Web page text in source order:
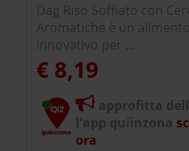
Dag Riso Soffiato con
Aromatiche è un
innovativo per ...
€ 8,19
approfitta
l'app quiinzona
ora